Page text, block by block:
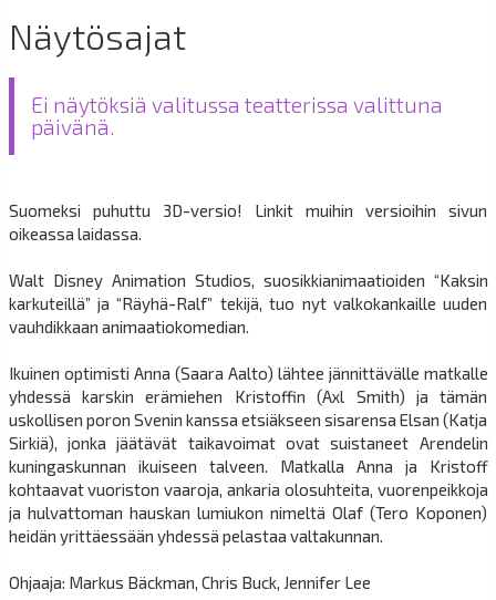
Näytösajat
Ei näytöksiä valitussa teatterissa valittuna
päivänä.
Suomeksi puhuttu 3D-versio! Linkit muihin versioihin sivun
oikeassa laidassa.
Walt Disney Animation Studios, suosikkianimaatioiden “Kaksin
karkuteillä” ja “Räyhä-Ralf” tekijä, tuo nyt valkokankaille uuden
vauhdikkaan animaatiokomedian.
Ikuinen optimisti Anna (Saara Aalto) lähtee jännittävälle matkalle
yhdessä karskin erämiehen Kristoffin (Axl Smith) ja tämän
uskollisen poron Svenin kanssa etsiäkseen sisarensa Elsan (Katja
Sirkiä), jonka jäätävät taikavoimat ovat suistaneet Arendelin
kuningaskunnan ikuiseen talveen. Matkalla Anna ja Kristoff
kohtaavat vuoriston vaaroja, ankaria olosuhteita, vuorenpeikkoja
ja hulvattoman hauskan lumiukon nimeltä Olaf (Tero Koponen)
heidän yrittäessään yhdessä pelastaa valtakunnan.
Ohjaaja: Markus Bäckman, Chris Buck, Jennifer Lee